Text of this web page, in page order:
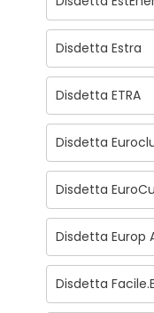
Disdetta Estra
Disdetta ETRA
Disdetta
Disdetta
Disdetta Europ
Disdetta